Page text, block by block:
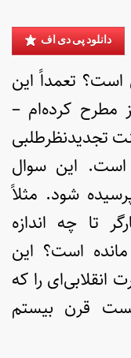
دانلود پی دی اف
است؟ تعمداً این
مطرح کرده‌ام –
تجدیدنظرطلبی
این سوال
شود. مثلاً
تا چه اندازه
است؟ این
انقلابی‌ای را که
قرن بیستم